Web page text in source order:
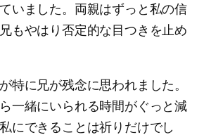
いました。両親はずっと私の信
もやはり否定的な目つきを止め
特に兄が残念に思われました。
一緒にいられる時間がぐっと減
にできることは祈りだけでし